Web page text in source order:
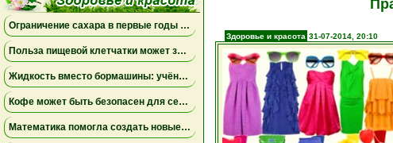
Ограничение сахара в первые годы жизни может снизить риск болезни Альцгеймера
Польза пищевой клетчатки может зависеть от конкретных бактерий в кишечнике
Жидкость вместо бормашины: учёные подтвердили эффективность нового метода лечения детского кариеса
Кофе может быть безопасен для сердца, а энергетики — повышать риск аритмии
Математика помогла создать новые биомаркеры для прогнозирования рака молочной железы
Здоровье и красота 31-07-2014, 20:10